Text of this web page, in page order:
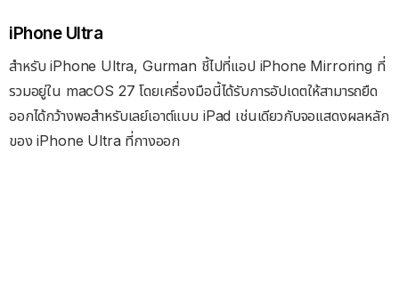
iPhone Ultra
สำหรับ iPhone Ultra, Gurman ชี้ไปที่แอป iPhone Mirroring ที่
รวมอยู่ใน macOS 27 โดยเครื่องมือนี้ได้รับการอัปเดตให้สามารถยืด
ออกได้กว้างพอสำหรับเลย์เอาต์แบบ iPad เช่นเดียวกับจอแสดงผลหลัก
ของ iPhone Ultra ที่กางออก